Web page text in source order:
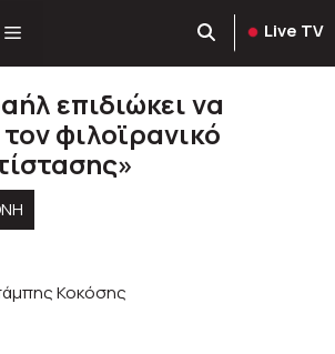
Live TV
επιδιώκει να
φιλοϊρανικό
Κοκόσης